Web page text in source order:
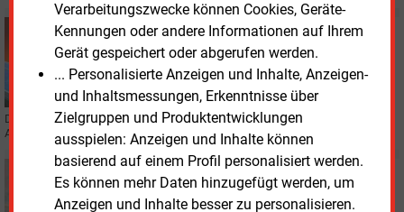
Verarbeitungszwecke können Cookies, Geräte-
Kennungen oder andere Informationen auf Ihrem
Gerät gespeichert oder abgerufen werden.
... Personalisierte Anzeigen und Inhalte, Anzeigen-
und Inhaltsmessungen, Erkenntnisse über
Zielgruppen und Produktentwicklungen
ausspielen: Anzeigen und Inhalte können
basierend auf einem Profil personalisiert werden.
Es können mehr Daten hinzugefügt werden, um
Anzeigen und Inhalte besser zu personalisieren.
Montag, 10.02.2025, 16:48
E-WORLD 2025
Dena untersucht Möglichkeiten der
Risikoabsicherung bei PPA
Die Deutsche Energie-Agentur (Dena) hat untersucht, welche Auswirkungen
Absicherungsinstrumente auf die Finanzierung von PPA haben.
REGENERATIVE
Viele Ideen für grüne Produktinnovationen bei Uniper